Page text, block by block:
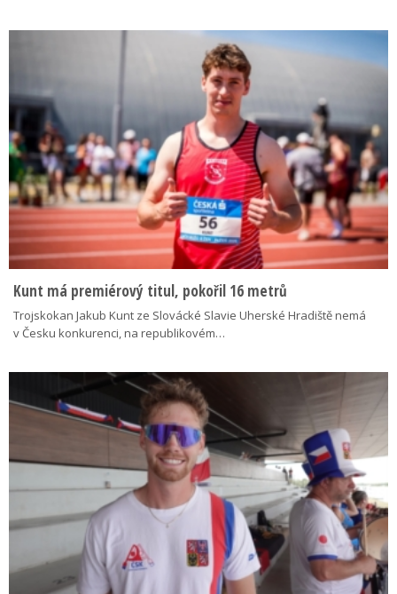
Kunt má premiérový titul, pokořil 16 metrů
Trojskokan Jakub Kunt ze Slovácké Slavie Uherské Hradiště nemá
v Česku konkurenci, na republikovém…